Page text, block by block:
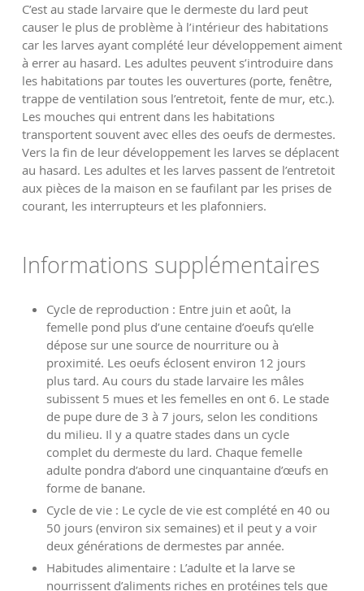
C’est au stade larvaire que le dermeste du lard peut
causer le plus de problème à l’intérieur des habitations
car les larves ayant complété leur développement aiment
à errer au hasard. Les adultes peuvent s’introduire dans
les habitations par toutes les ouvertures (porte, fenêtre,
trappe de ventilation sous l’entretoit, fente de mur, etc.).
Les mouches qui entrent dans les habitations
transportent souvent avec elles des oeufs de dermestes.
Vers la fin de leur développement les larves se déplacent
au hasard. Les adultes et les larves passent de l’entretoit
aux pièces de la maison en se faufilant par les prises de
courant, les interrupteurs et les plafonniers.
Informations supplémentaires
Cycle de reproduction : Entre juin et août, la
femelle pond plus d’une centaine d’oeufs qu’elle
dépose sur une source de nourriture ou à
proximité. Les oeufs éclosent environ 12 jours
plus tard. Au cours du stade larvaire les mâles
subissent 5 mues et les femelles en ont 6. Le stade
de pupe dure de 3 à 7 jours, selon les conditions
du milieu. Il y a quatre stades dans un cycle
complet du dermeste du lard. Chaque femelle
adulte pondra d’abord une cinquantaine d’œufs en
forme de banane.
Cycle de vie : Le cycle de vie est complété en 40 ou
50 jours (environ six semaines) et il peut y a voir
deux générations de dermestes par année.
Habitudes alimentaire : L’adulte et la larve se
nourrissent d’aliments riches en protéines tels que